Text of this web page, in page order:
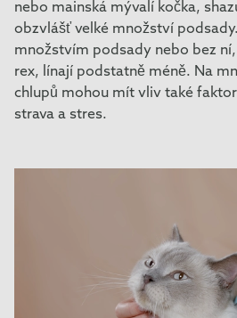
nebo mainská mývalí kočka,
obzvlášť velké množství
množstvím podsady nebo bez
rex, línají podstatně méně. Na
chlupů mohou mít vliv také
strava a stres.